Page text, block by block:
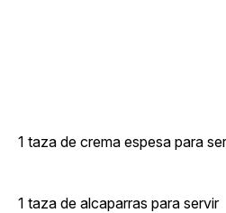
1 taza de crema espesa para
1 taza de alcaparras para servir